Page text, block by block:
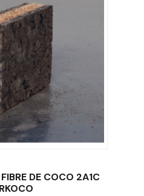
en poudre et utilisées
dans de nombreuses
de coco sont créées en
des coques de noix de coco.
broyées en poudre et
au plastique dans de
DE COCO 2A1C